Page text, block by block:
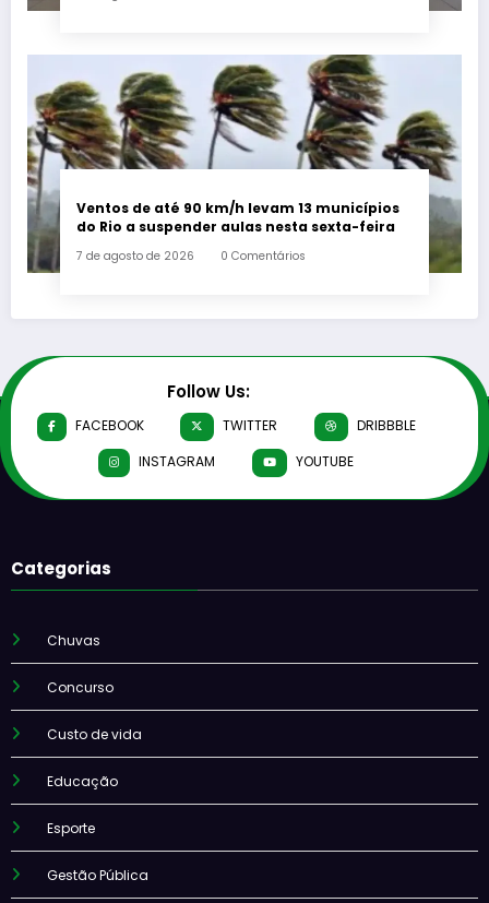
Ventos de até 90 km/h levam 13 municípios
do Rio a suspender aulas nesta sexta-feira
7 de agosto de 2026 0 Comentários
Follow Us:
FACEBOOK TWITTER
DRIBBBLE
INSTAGRAM
YOUTUBE
Categorias
Chuvas
Concurso
Custo de vida
Educação
Esporte
Gestão Pública